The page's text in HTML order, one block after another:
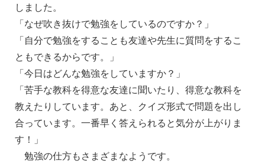
しました。
「なぜ吹き抜けで勉強をしているのですか？」
「自分で勉強をすることも友達や先生に質問をするこ
ともできるからです。」
「今日はどんな勉強をしていますか？」
「苦手な教科を得意な友達に聞いたり、得意な教科を
教えたりしています。あと、クイズ形式で問題を出し
合っています。一番早く答えられると気分が上がりま
す！」
勉強の仕方もさまざまなようです。